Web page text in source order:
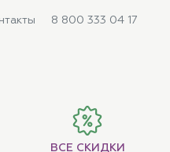
8 800 333 04 17
ВСЕ СКИДКИ